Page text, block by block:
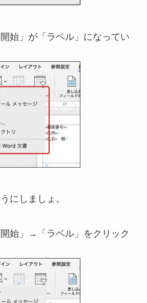
開始」が「ラベル」になってい
にしましょ。
開始」→「ラベル」をクリック